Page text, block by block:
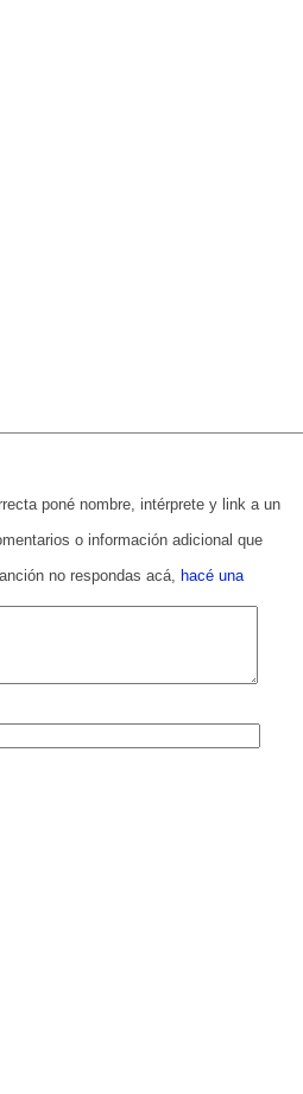
poné nombre, intérprete y link a un
o información adicional que
no respondas acá, hacé una